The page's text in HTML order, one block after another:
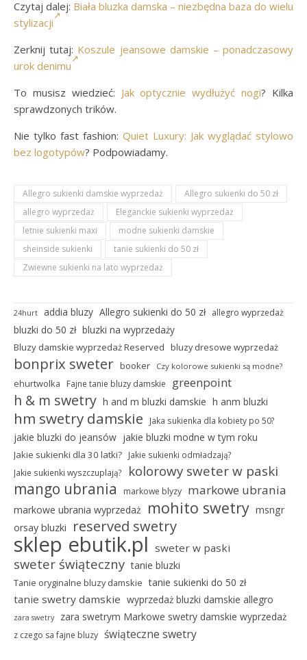
Czytaj dalej: Biała bluzka damska – niezbędna baza do wielu
stylizacji
Zerknij tutaj: Koszule jeansowe damskie – ponadczasowy
urok denimu
To musisz wiedzieć: Jak optycznie wydłużyć nogi? Kilka
sprawdzonych trików.
Nie tylko fast fashion: Quiet Luxury: Jak wyglądać stylowo
bez logotypów? Podpowiadamy.
Allegro sukienki damskie wyprzedaż
Allegro sukienki do 50 zł
allegro wyprzedaż
Eleganckie sukienki wyprzedaż
letnie sukienki maxi
modne sukienki damskie
sheinside sukienki
tanie sukienki do 50 zł
Zwiewne sukienki na lato wyprzedaż
24hurt addia bluzy Allegro sukienki do 50 zł allegro wyprzedaż
bluzki do 50 zł bluzki na wyprzedaży
Bluzy damskie wyprzedaż Reserved bluzy dresowe wyprzedaż
bonprix sweter booker Czy kolorowe sukienki są modne?
ehurtwolka Fajne tanie bluzy damskie greenpoint
h & m swetry h and m bluzki damskie h anm bluzki
hm swetry damskie Jaka sukienka dla kobiety po 50?
jakie bluzki do jeansów jakie bluzki modne w tym roku
Jakie sukienki dla 30 latki?
Jakie sukienki odmładzają?
Jakie sukienki wyszczuplają?
kolorowy sweter w paski
mango ubrania markowe blyzy markowe ubrania
markowe ubrania wyprzedaż mohito swetry msngr
orsay bluzki
reserved swetry
sklep ebutik.pl sweter w paski
sweter świąteczny tanie bluzki
Tanie oryginalne bluzy damskie tanie sukienki do 50 zł
tanie swetry damskie wyprzedaż bluzki damskie allegro
zara swetry zara swetrym Markowe swetry damskie wyprzedaż
z czego sa fajne bluzy świąteczne swetry